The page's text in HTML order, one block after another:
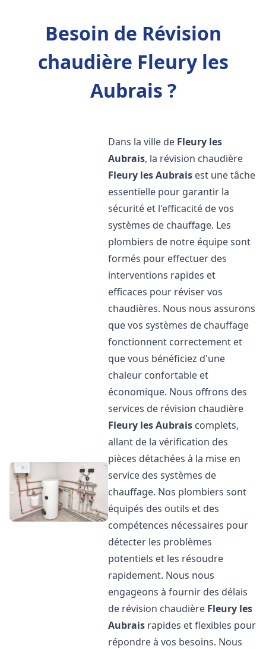
Besoin de Révision
chaudière Fleury les
Aubrais ?
Dans la ville de Fleury les
Aubrais, la révision chaudière
Fleury les Aubrais est une tâche
essentielle pour garantir la
sécurité et l'efficacité de vos
systèmes de chauffage. Les
plombiers de notre équipe sont
formés pour effectuer des
interventions rapides et
efficaces pour réviser vos
chaudières. Nous nous assurons
que vos systèmes de chauffage
fonctionnent correctement et
que vous bénéficiez d'une
chaleur confortable et
économique. Nous offrons des
services de révision chaudière
Fleury les Aubrais complets,
allant de la vérification des
pièces détachées à la mise en
service des systèmes de
chauffage. Nos plombiers sont
équipés des outils et des
compétences nécessaires pour
détecter les problèmes
potentiels et les résoudre
rapidement. Nous nous
engageons à fournir des délais
de révision chaudière Fleury les
Aubrais rapides et flexibles pour
répondre à vos besoins. Nous